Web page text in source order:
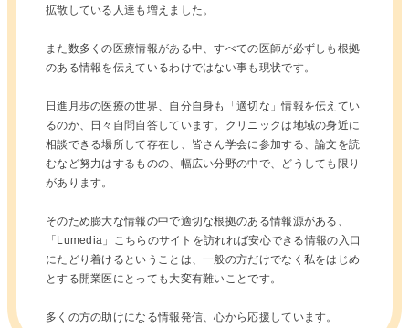
拡散している人達も増えました。
また数多くの医療情報がある中、すべての医師が必ずしも根拠
のある情報を伝えているわけではない事も現状です。
日進月歩の医療の世界、自分自身も「適切な」情報を伝えてい
るのか、日々自問自答しています。クリニックは地域の身近に
相談できる場所して存在し、皆さん学会に参加する、論文を読
むなど努力はするものの、幅広い分野の中で、どうしても限り
があります。
そのため膨大な情報の中で適切な根拠のある情報源がある、
「Lumedia」こちらのサイトを訪れれば安心できる情報の入口
にたどり着けるということは、一般の方だけでなく私をはじめ
とする開業医にとっても大変有難いことです。
多くの方の助けになる情報発信、心から応援しています。